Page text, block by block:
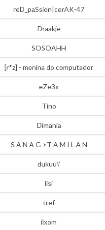
reD_paSsion|cerAK-47
Draakje
SOSOAHH
[r*z] - menina do computador
eZe3x
Tino
Dimania
S A N A G >T A M I L A N
dukuu\'
lisi
tref
ilxom